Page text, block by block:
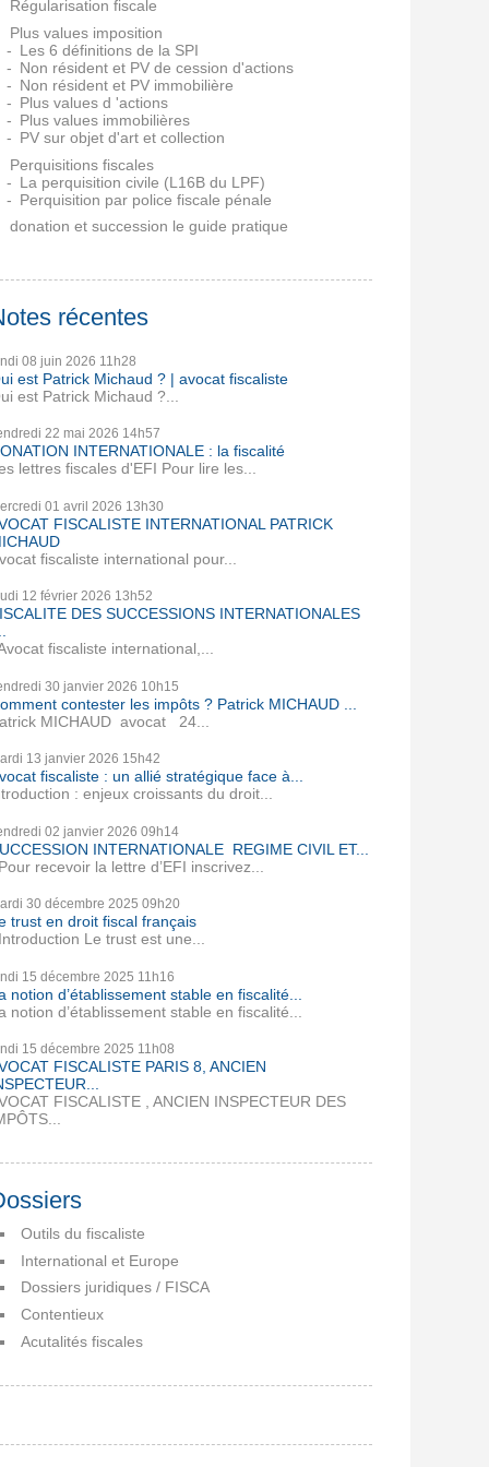
Régularisation fiscale
Plus values imposition
Les 6 définitions de la SPI
Non résident et PV de cession d'actions
Non résident et PV immobilière
Plus values d 'actions
Plus values immobilières
PV sur objet d'art et collection
Perquisitions fiscales
La perquisition civile (L16B du LPF)
Perquisition par police fiscale pénale
donation et succession le guide pratique
récentes
08 juin 2026 11h28
est Patrick Michaud ? | avocat fiscaliste
est Patrick Michaud ?...
22 mai 2026 14h57
INTERNATIONALE : la fiscalité
lettres fiscales d'EFI Pour lire les...
01 avril 2026 13h30
FISCALISTE INTERNATIONAL PATRICK
fiscaliste international pour...
12 février 2026 13h52
DES SUCCESSIONS INTERNATIONALES
fiscaliste international,...
30 janvier 2026 10h15
contester les impôts ? Patrick MICHAUD ...
MICHAUD avocat 24...
13 janvier 2026 15h42
fiscaliste : un allié stratégique face à...
: enjeux croissants du droit...
02 janvier 2026 09h14
INTERNATIONALE REGIME CIVIL ET...
recevoir la lettre d’EFI inscrivez...
30 décembre 2025 09h20
trust en droit fiscal français
Le trust est une...
15 décembre 2025 11h16
notion d’établissement stable en fiscalité...
notion d’établissement stable en fiscalité...
15 décembre 2025 11h08
FISCALISTE PARIS 8, ANCIEN
FISCALISTE , ANCIEN INSPECTEUR DES
Outils du fiscaliste
International et Europe
Dossiers juridiques / FISCA
Contentieux
Acutalités fiscales